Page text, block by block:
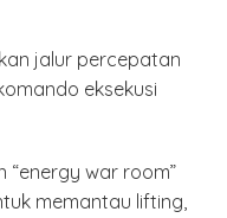
jalur percepatan
eksekusi
“energy war room”
memantau lifting,